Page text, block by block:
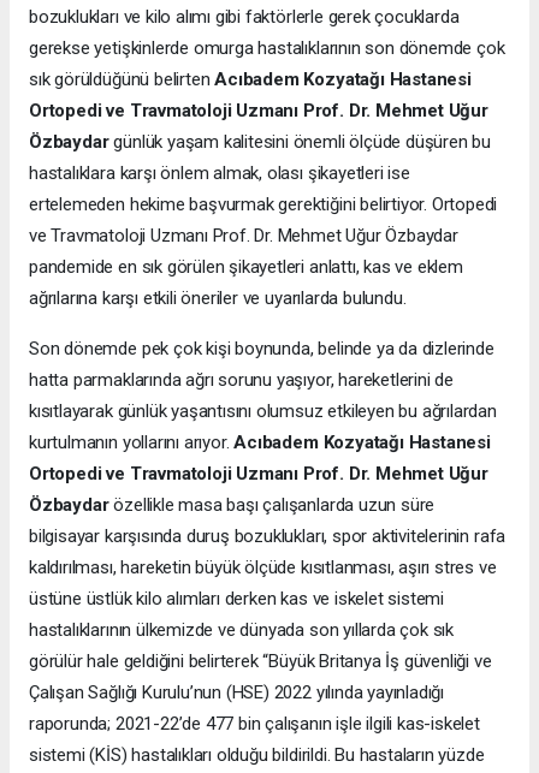
bozuklukları ve kilo alımı gibi faktörlerle gerek çocuklarda
gerekse yetişkinlerde omurga hastalıklarının son dönemde çok
sık görüldüğünü belirtenAcıbadem Kozyatağı Hastanesi
Ortopedi ve Travmatoloji Uzmanı Prof. Dr. Mehmet Uğur
Özbaydargünlük yaşam kalitesini önemli ölçüde düşüren bu
hastalıklara karşı önlem almak, olası şikayetleri ise
ertelemeden hekime başvurmak gerektiğini belirtiyor. Ortopedi
ve Travmatoloji Uzmanı Prof. Dr. Mehmet Uğur Özbaydar
pandemide en sık görülen şikayetleri anlattı, kas ve eklem
ağrılarına karşı etkili öneriler ve uyarılarda bulundu.
Son dönemde pek çok kişi boynunda, belinde ya da dizlerinde
hatta parmaklarında ağrı sorunu yaşıyor, hareketlerini de
kısıtlayarak günlük yaşantısını olumsuz etkileyen bu ağrılardan
kurtulmanın yollarını arıyor.Acıbadem Kozyatağı Hastanesi
Ortopedi ve Travmatoloji Uzmanı Prof. Dr. Mehmet Uğur
Özbaydarözellikle masa başı çalışanlarda uzun süre
bilgisayar karşısında duruş bozuklukları, spor aktivitelerinin rafa
kaldırılması, hareketin büyük ölçüde kısıtlanması, aşırı stres ve
üstüne üstlük kilo alımları derken kas ve iskelet sistemi
hastalıklarının ülkemizde ve dünyada son yıllarda çok sık
görülür hale geldiğini belirterek “Büyük Britanya İş güvenliği ve
Çalışan Sağlığı Kurulu’nun (HSE) 2022 yılında yayınladığı
raporunda; 2021-22’de 477 bin çalışanın işle ilgili kas-iskelet
sistemi (KİS) hastalıkları olduğu bildirildi. Bu hastaların yüzde